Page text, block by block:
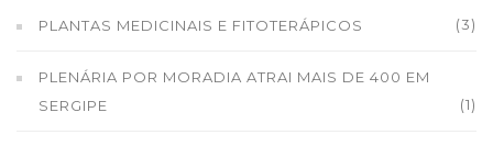
PLANTAS MEDICINAIS E FITOTERÁPICOS (3)
PLENÁRIA POR MORADIA ATRAI MAIS DE 400 EM
SERGIPE
(1)